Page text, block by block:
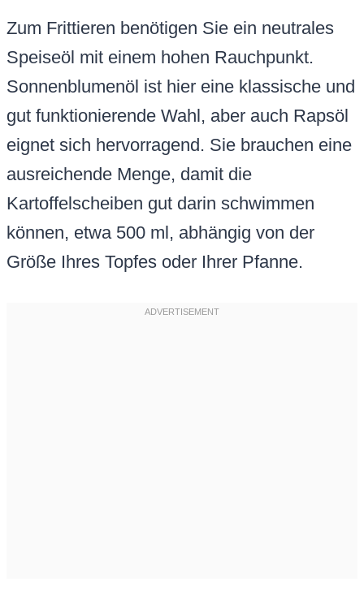
Zum Frittieren benötigen Sie ein neutrales
Speiseöl mit einem hohen Rauchpunkt.
Sonnenblumenöl ist hier eine klassische und
gut funktionierende Wahl, aber auch Rapsöl
eignet sich hervorragend. Sie brauchen eine
ausreichende Menge, damit die
Kartoffelscheiben gut darin schwimmen
können, etwa 500 ml, abhängig von der
Größe Ihres Topfes oder Ihrer Pfanne.